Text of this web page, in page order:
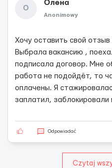
О
Олена
Anonimowy
Хочу оставить свой отзыв
Выбрала вакансию ,
подписала договор. Мне
работа не подойдёт, то
оплачены. Я
заплатил,
Odpowiadać
Czytaj